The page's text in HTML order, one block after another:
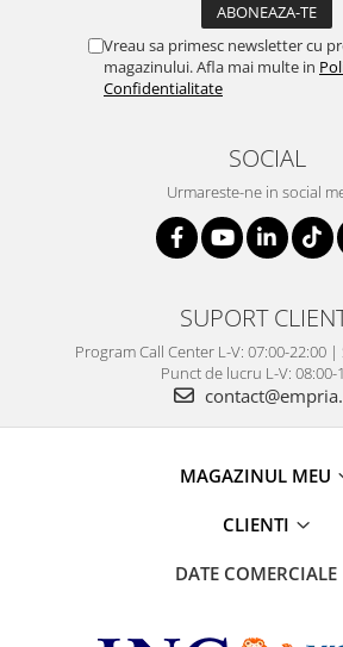
Vreau sa primesc newsletter cu
magazinului. Afla mai multe in
Confidentialitate
SOCIAL
Urmareste-ne in social
SUPORT
Program Call Center L-V: 07:00-22:00 |
Punct de lucru L-V: 08:00-
MAGAZINUL MEU
CLIENTI
DATE COMERCIALE